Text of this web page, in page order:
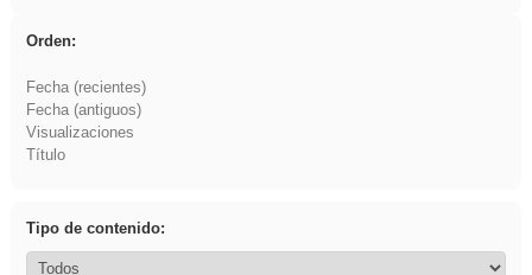
Orden:
Fecha (recientes)
Fecha (antiguos)
Visualizaciones
Título
Tipo de contenido: